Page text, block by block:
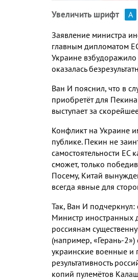
Увеличить шрифт А
Заявление министра
главным дипломатом
Украине
оказалась
Ван И пояснил, что в
приобретёт для
выступает за
Конфликт на Украине
публике. Пекин не
самостоятельности ЕС
сможет, только
Посему, Китай
всегда явные для
Так, Ван И
Министр иностранных
россиянам
(например, «Герань-
украинские военные
результативность
копий пулемётов